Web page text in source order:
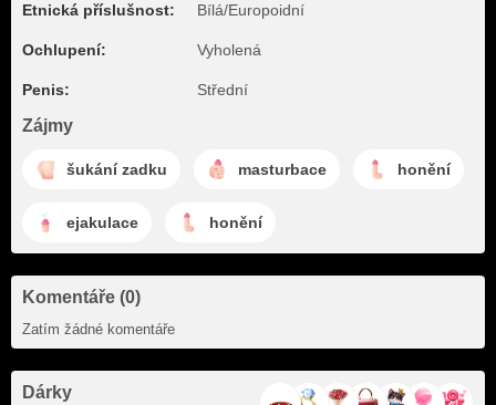
Etnická příslušnost: Bílá/Europoidní
Ochlupení: Vyholená
Penis: Střední
Zájmy
šukání zadku masturbace honění
ejakulace honění
Komentáře (0)
Zatím žádné komentáře
Dárky